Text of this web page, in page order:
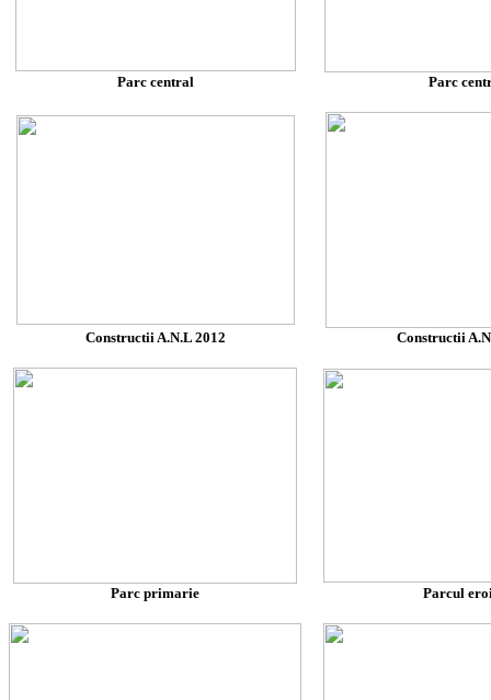
Parc central Parc
Constructii A.N.L 2012 Constructii
Parc primarie Parcul